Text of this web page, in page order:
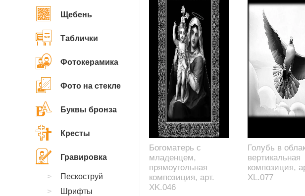
Богоматерь с
младенцем,
прямоугольная
композиция, арт.
XK.046
Голубь в
вертикальная
композиция,
XL.077
Щебень
Таблички
Фотокерамика
Фото на стекле
Буквы бронза
Кресты
Гравировка
Пескоструй
Шрифты